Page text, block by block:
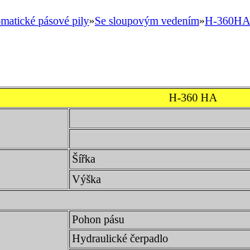
pásové pily»Se sloupovým vedením»H-360HA
360 HA
Šířka
Výška
Pohon pásu
Hydraulické čerpadlo